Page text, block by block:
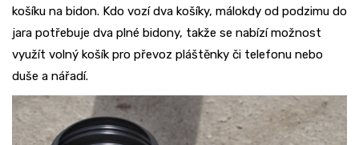
košíku na bidon. Kdo vozí dva košíky, málokdy od podzimu do
jara potřebuje dva plné bidony, takže se nabízí možnost
využít volný košík pro převoz pláštěnky či telefonu nebo
duše a nářadí.